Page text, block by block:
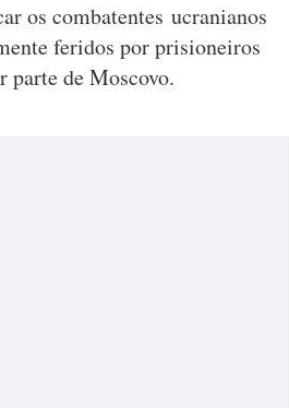
os combatentes ucranianos
feridos por prisioneiros
parte de Moscovo.